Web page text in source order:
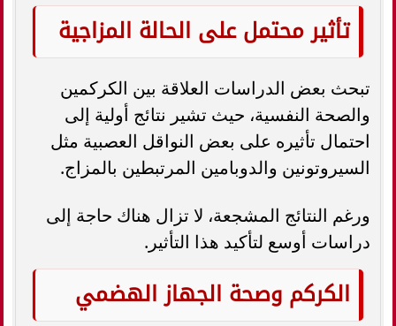
تأثير محتمل على الحالة المزاجية
تبحث بعض الدراسات العلاقة بين الكركمين
والصحة النفسية، حيث تشير نتائج أولية إلى
احتمال تأثيره على بعض النواقل العصبية مثل
السيروتونين والدوبامين المرتبطين بالمزاج.
ورغم النتائج المشجعة، لا تزال هناك حاجة إلى
دراسات أوسع لتأكيد هذا التأثير.
الكركم وصحة الجهاز الهضمي